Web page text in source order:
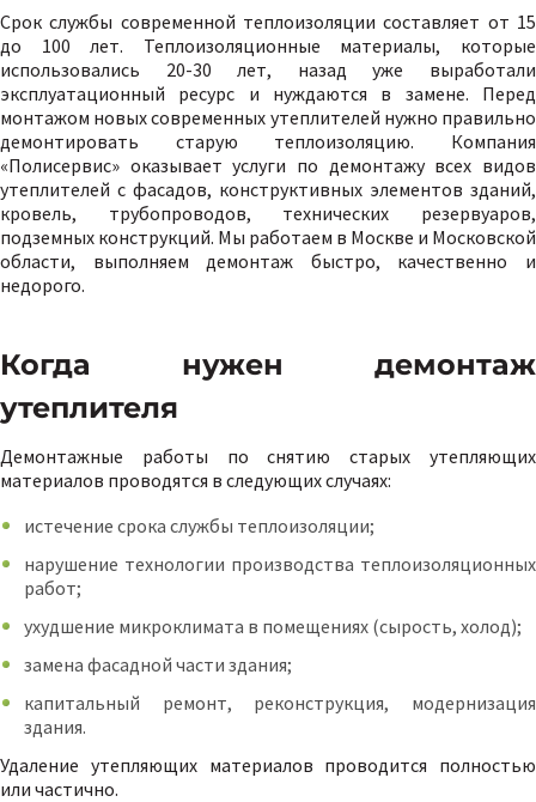
Срок службы современной теплоизоляции составляет от 15
до 100 лет. Теплоизоляционные материалы, которые
использовались 20-30 лет, назад уже выработали
эксплуатационный ресурс и нуждаются в замене. Перед
монтажом новых современных утеплителей нужно правильно
демонтировать старую теплоизоляцию. Компания
«Полисервис» оказывает услуги по демонтажу всех видов
утеплителей с фасадов, конструктивных элементов зданий,
кровель, трубопроводов, технических резервуаров,
подземных конструкций. Мы работаем в Москве и Московской
области, выполняем демонтаж быстро, качественно и
недорого.
Когда нужен демонтаж
утеплителя
Демонтажные работы по снятию старых утепляющих
материалов проводятся в следующих случаях:
истечение срока службы теплоизоляции;
нарушение технологии производства теплоизоляционных
работ;
ухудшение микроклимата в помещениях (сырость, холод);
замена фасадной части здания;
капитальный ремонт, реконструкция, модернизация
здания.
Удаление утепляющих материалов проводится полностью
или частично.